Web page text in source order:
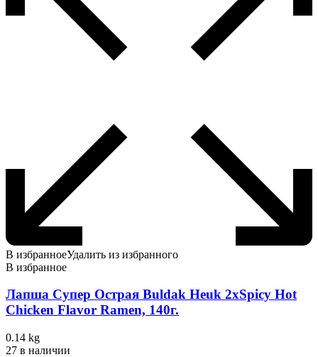
В избранноеУдалить из избранного
В избранное
Лапша Супер Острая Buldak Heuk 2хSpicy Hot
Chicken Flavor Ramen, 140г.
0.14 kg
27 в наличии